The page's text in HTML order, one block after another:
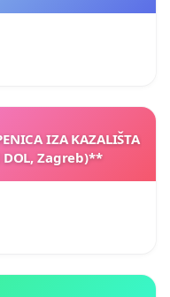
IZA KAZALIŠTA
DOL, Zagreb)**